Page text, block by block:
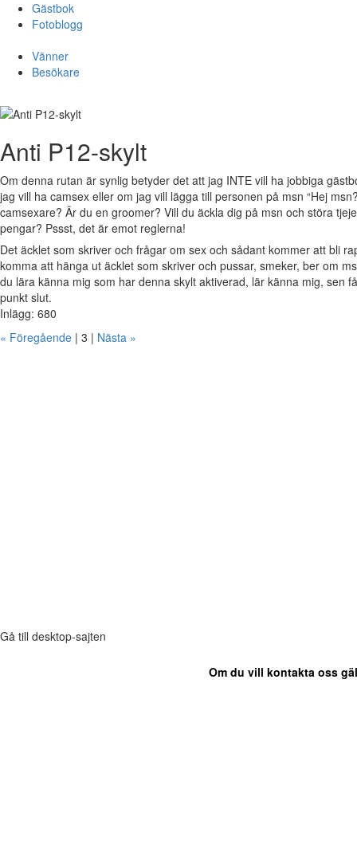
Gästbok
Fotoblogg
Vänner
Besökare
Anti P12-skylt
Om denna rutan är synlig betyder det att jag INTE vill ha jobbiga
jag vill ha camsex eller om jag vill lägga till personen på msn “Hej
camsexare? Är du en groomer? Vill du äckla dig på msn och störa
pengar? Pssst, det är emot reglerna!
Det äcklet som skriver och frågar om sex och sådant kommer att bli
komma att hänga ut äcklet som skriver och pussar, smeker, ber om
du lära känna mig som har denna skylt aktiverad, lär känna mig,
punkt slut.
Inlägg: 680
« Föregående | 3 | Nästa »
Gå till desktop-sajten
Om du vill kontakta oss